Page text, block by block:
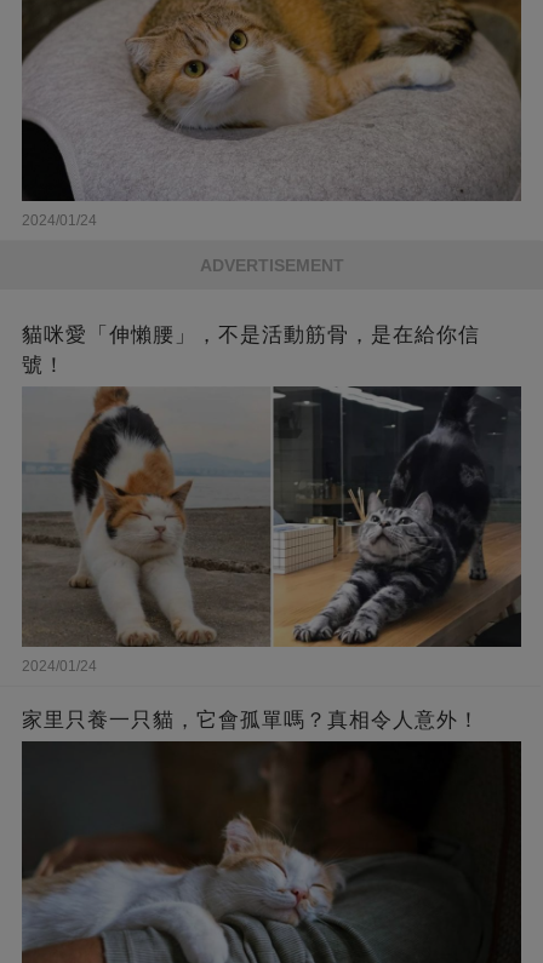
2024/01/24
ADVERTISEMENT
貓咪愛「伸懶腰」，不是活動筋骨，是在給你信
號！
2024/01/24
家里只養一只貓，它會孤單嗎？真相令人意外！